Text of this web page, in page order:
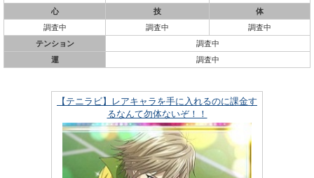
心
技
体
調査中
調査中
調査中
テンション
調査中
運
調査中
【テニラビ】レアキャラを手に入れるのに課金す
るなんて勿体ないぞ！！